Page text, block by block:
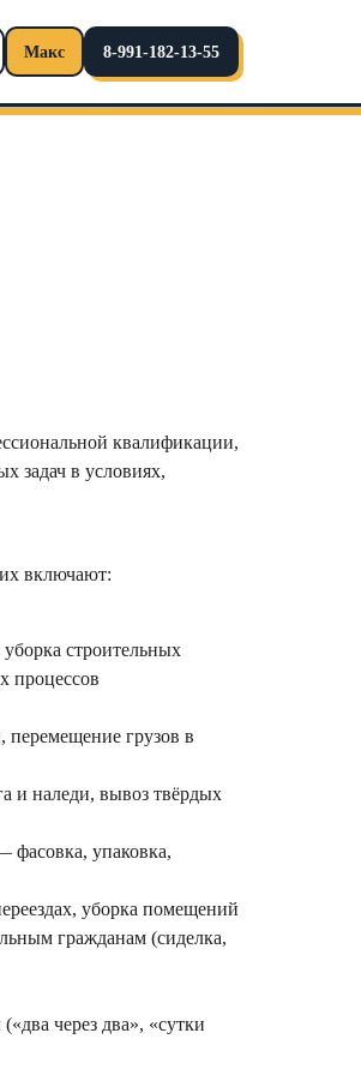
Макс 8-991-182-13-55
квалификации,
задач в условиях,
включают:
строительных
процессов
перемещение грузов в
и наледи, вывоз твёрдых
упаковка,
уборка помещений
гражданам (сиделка,
через два», «сутки